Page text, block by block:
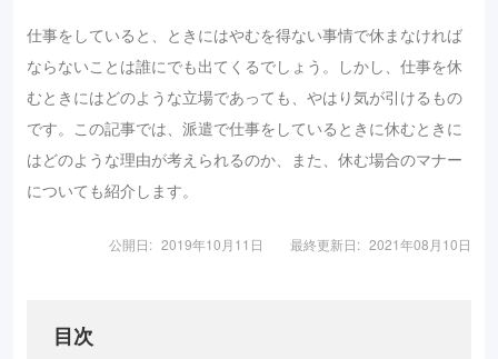
仕事をしていると、ときにはやむを得ない事情で休まなければ
ならないことは誰にでも出てくるでしょう。しかし、仕事を休
むときにはどのような立場であっても、やはり気が引けるもの
です。この記事では、派遣で仕事をしているときに休むときに
はどのような理由が考えられるのか、また、休む場合のマナー
についても紹介します。
公開日: 2019年10月11日 最終更新日: 2021年08月10日
目次